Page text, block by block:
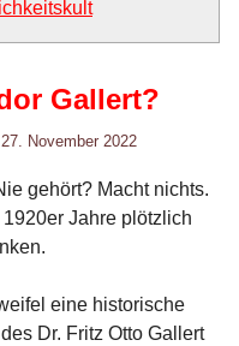
Gallert?
November 2022
gehört? Macht nichts.
Jahre plötzlich
eine historische
Dr. Fritz Otto Gallert